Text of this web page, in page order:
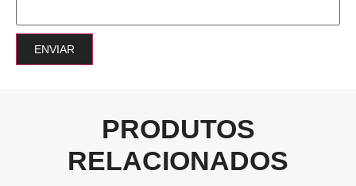
PRODUTOS
RELACIONADOS